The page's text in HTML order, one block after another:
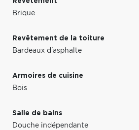
Brique
Revêtement de la toiture
Bardeaux d'asphalte
Armoires de cuisine
Bois
Salle de bains
Douche indépendante